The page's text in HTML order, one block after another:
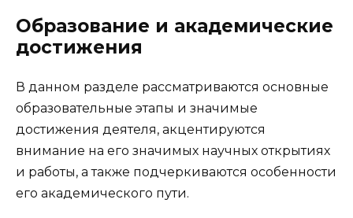
Образование и академические
достижения
В данном разделе рассматриваются основные
образовательные этапы и значимые
достижения деятеля, акцентируются
внимание на его значимых научных открытиях
и работы, а также подчеркиваются особенности
его академического пути.